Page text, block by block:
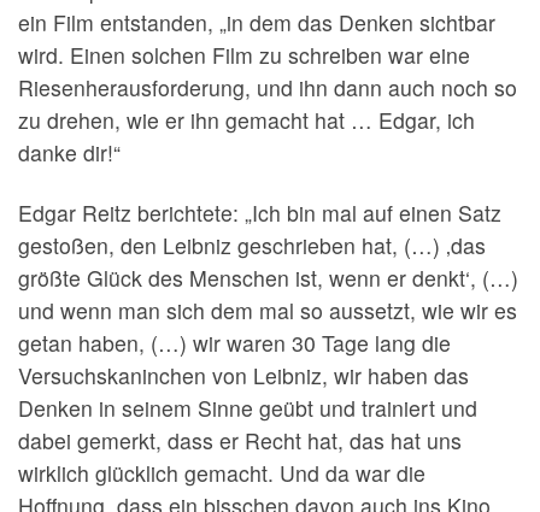
ein Film entstanden, „in dem das Denken sichtbar
wird. Einen solchen Film zu schreiben war eine
Riesenherausforderung, und ihn dann auch noch so
zu drehen, wie er ihn gemacht hat … Edgar, ich
danke dir!“
Edgar Reitz berichtete: „Ich bin mal auf einen Satz
gestoßen, den Leibniz geschrieben hat, (…) ‚das
größte Glück des Menschen ist, wenn er denkt‘, (…)
und wenn man sich dem mal so aussetzt, wie wir es
getan haben, (…) wir waren 30 Tage lang die
Versuchskaninchen von Leibniz, wir haben das
Denken in seinem Sinne geübt und trainiert und
dabei gemerkt, dass er Recht hat, das hat uns
wirklich glücklich gemacht. Und da war die
Hoffnung, dass ein bisschen davon auch ins Kino